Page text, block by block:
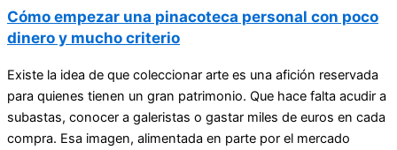
Cómo empezar una pinacoteca personal con poco
dinero y mucho criterio
Existe la idea de que coleccionar arte es una afición reservada
para quienes tienen un gran patrimonio. Que hace falta acudir a
subastas, conocer a galeristas o gastar miles de euros en cada
compra. Esa imagen, alimentada en parte por el mercado